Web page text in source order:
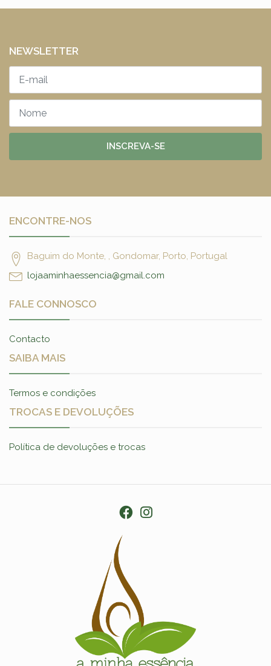
NEWSLETTER
INSCREVA-SE
ENCONTRE-NOS
Baguim do Monte, , Gondomar, Porto, Portugal
lojaaminhaessencia@gmail.com
FALE CONNOSCO
Contacto
SAIBA MAIS
Termos e condições
TROCAS E DEVOLUÇÕES
Política de devoluções e trocas